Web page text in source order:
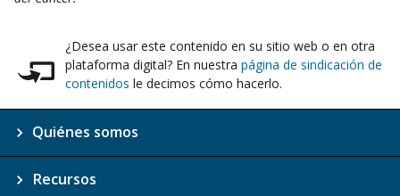
¿Desea usar este contenido en su sitio web o en otra
plataforma digital? En nuestra página de sindicación de
contenidos le decimos cómo hacerlo.
Quiénes somos
Recursos